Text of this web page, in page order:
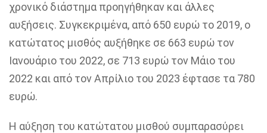
χρονικό διάστημα προηγήθηκαν και άλλες
αυξήσεις. Συγκεκριμένα, από 650 ευρώ το 2019, ο
κατώτατος μισθός αυξήθηκε σε 663 ευρώ τον
Ιανουάριο του 2022, σε 713 ευρώ τον Μάιο του
2022 και από τον Απρίλιο του 2023 έφτασε τα 780
ευρώ.
Η αύξηση του κατώτατου μισθού συμπαρασύρει